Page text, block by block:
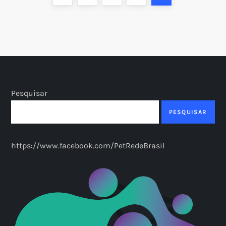
n
ç
d
Pesquisar
PESQUISAR
https://www.facebook.com/PetRedeBrasil